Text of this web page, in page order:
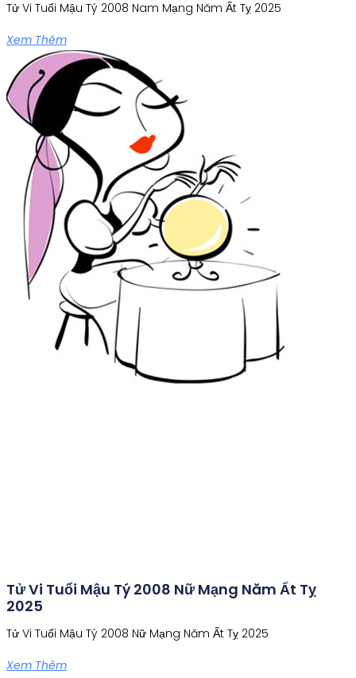
Tử Vi Tuổi Mậu Tý 2008 Nam Mạng Năm Ất Tỵ 2025
Xem Thêm
Tử Vi Tuổi Mậu Tý 2008 Nữ Mạng Năm Ất Tỵ
2025
Tử Vi Tuổi Mậu Tý 2008 Nữ Mạng Năm Ất Tỵ 2025
Xem Thêm